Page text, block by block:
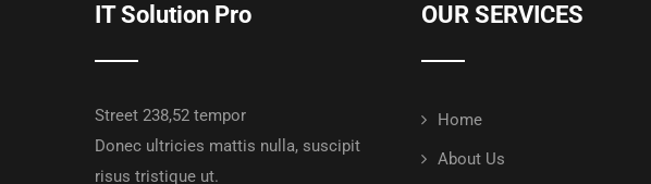
IT Solution Pro
Street 238,52 tempor
Donec ultricies mattis nulla, suscipit
risus tristique ut.
OUR SERVICES
Home
About Us